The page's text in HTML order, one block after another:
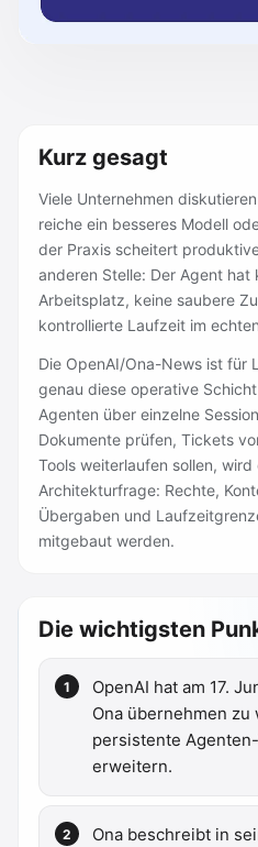
Kurz gesagt
Viele Unternehmen
reiche ein besseres Modell
der Praxis scheitert
anderen Stelle: Der Agent hat
Arbeitsplatz, keine saubere
kontrollierte Laufzeit im
Die OpenAI/Ona-News ist für
genau diese operative
Agenten über einzelne
Dokumente prüfen, Tickets
Tools weiterlaufen sollen,
Architekturfrage: Rechte,
Übergaben und
mitgebaut werden.
Die wichtigsten
OpenAI hat am 17.
Ona übernehmen zu
persistente
erweitern.
Ona beschreibt in